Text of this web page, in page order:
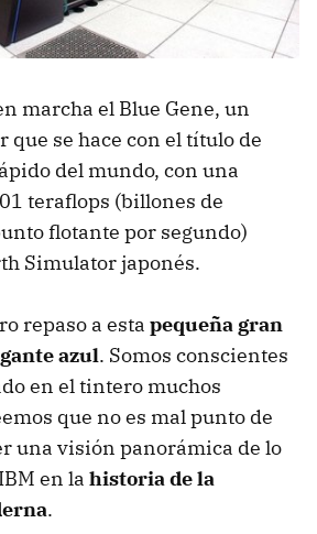
marcha el Blue Gene, un
que se hace con el título de
del mundo, con una
teraflops (billones de
flotante por segundo)
Simulator japonés.
repaso a esta pequeña gran
azul. Somos conscientes
en el tintero muchos
que no es mal punto de
una visión panorámica de lo
IBM en la historia de la
.